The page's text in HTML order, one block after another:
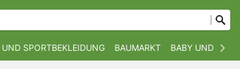
SPORTBEKLEIDUNG BAUMARKT BABY UND KIND